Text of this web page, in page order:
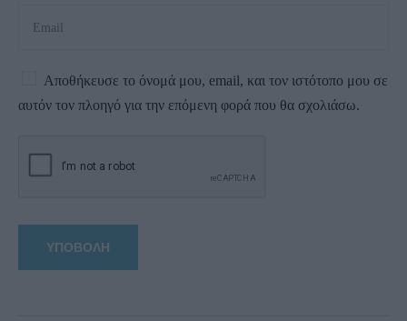
Αποθήκευσε το όνομά μου, email, και τον ιστότοπο μου σε
αυτόν τον πλοηγό για την επόμενη φορά που θα σχολιάσω.